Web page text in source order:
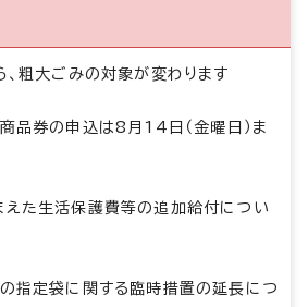
粗大ごみの対象が変わります
品券の申込は8月14日（金曜日）ま
えた生活保護費等の追加給付につい
指定袋に関する臨時措置の延長につ